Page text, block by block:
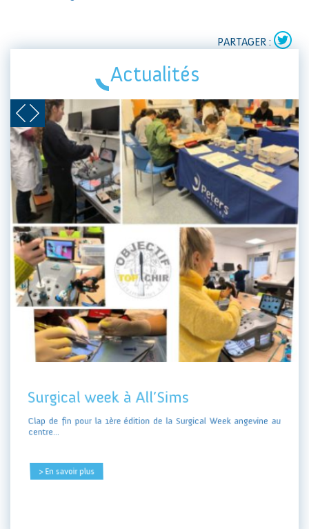
PARTAGER :
Actualités
Surgical week à All’Sims
Clap de fin pour la 1ère édition de la Surgical Week angevine au
centre...
> En savoir plus